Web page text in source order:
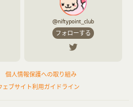
ニティ @niftypoint_club
フォローする
個人情報保護への取り組み
ェブサイト利用ガイドライン